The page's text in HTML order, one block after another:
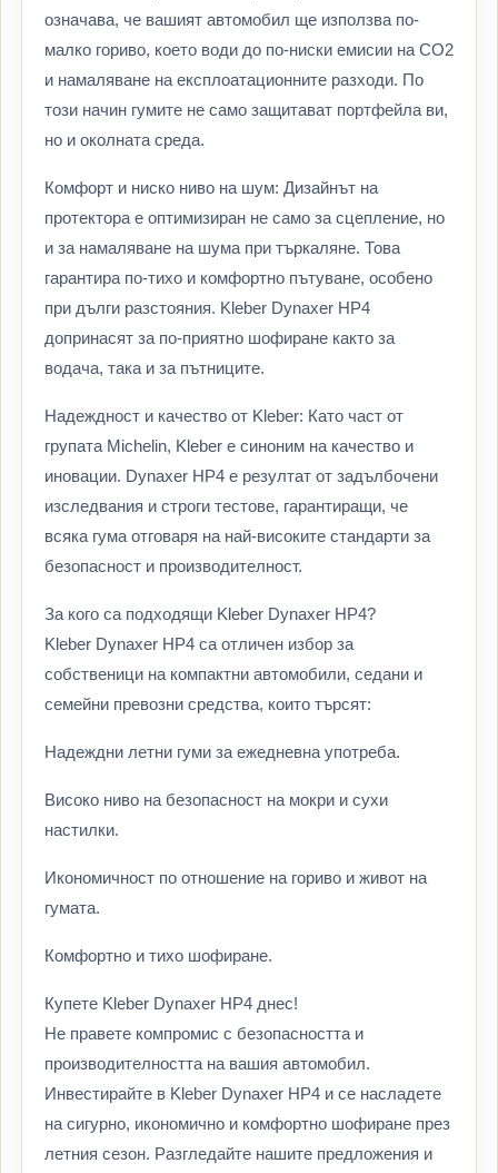
означава, че вашият автомобил ще използва по-
малко гориво, което води до по-ниски емисии на CO2
и намаляване на експлоатационните разходи. По
този начин гумите не само защитават портфейла ви,
но и околната среда.
Комфорт и ниско ниво на шум: Дизайнът на
протектора е оптимизиран не само за сцепление, но
и за намаляване на шума при търкаляне. Това
гарантира по-тихо и комфортно пътуване, особено
при дълги разстояния. Kleber Dynaxer HP4
допринасят за по-приятно шофиране както за
водача, така и за пътниците.
Надеждност и качество от Kleber: Като част от
групата Michelin, Kleber е синоним на качество и
иновации. Dynaxer HP4 е резултат от задълбочени
изследвания и строги тестове, гарантиращи, че
всяка гума отговаря на най-високите стандарти за
безопасност и производителност.
За кого са подходящи Kleber Dynaxer HP4?
Kleber Dynaxer HP4 са отличен избор за
собственици на компактни автомобили, седани и
семейни превозни средства, които търсят:
Надеждни летни гуми за ежедневна употреба.
Високо ниво на безопасност на мокри и сухи
настилки.
Икономичност по отношение на гориво и живот на
гумата.
Комфортно и тихо шофиране.
Купете Kleber Dynaxer HP4 днес!
Не правете компромис с безопасността и
производителността на вашия автомобил.
Инвестирайте в Kleber Dynaxer HP4 и се насладете
на сигурно, икономично и комфортно шофиране през
летния сезон. Разгледайте нашите предложения и